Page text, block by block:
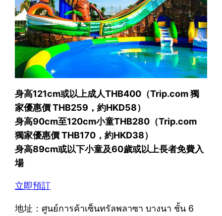
身高121cm或以上成人THB400（Trip.com 獨
家優惠價 THB259，約HKD58）
身高90cm至120cm小童THB280（Trip.com
獨家優惠價 THB170，約HKD38）
身高89cm或以下小童及60歲或以上長者免費入
場
立即預訂
地址：ศูนย์การค้าเซ็นทรัลพลาซา บางนา ชั้น 6